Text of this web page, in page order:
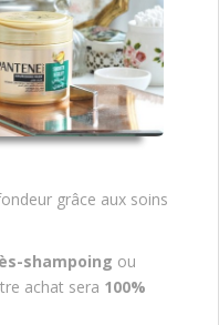
grâce aux soins
shampoing ou
achat sera 100%